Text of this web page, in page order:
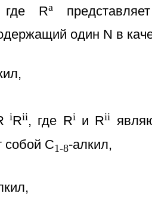
Ra
один N в
iRii, где Riи Rii
собой C1-8-алкил,